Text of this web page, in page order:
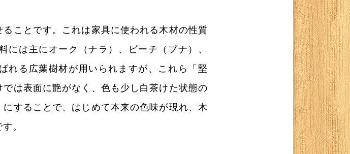
ことです。これは家具に使われる木材の性質
は主にオーク（ナラ）、ビーチ（ブナ）、
れる広葉樹材が用いられますが、これら「堅
は表面に艶がなく、色も少し白茶けた状態の
することで、はじめて本来の色味が現れ、木
。